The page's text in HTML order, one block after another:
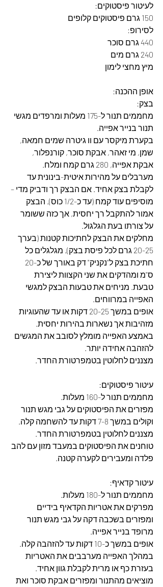
לעיטור פיסטוקים:
150 גרם פיסטוקים קלופים
לסירופ:
440 גרם סוכר
240 גרם מים
מיץ מחצי לימון
אופן ההכנה:
בצק:
מחממים תנור ל-175 מעלות ומרפדים מגשי
תנור בנייר אפייה.
בקערת מיקסר עם וו גיטרה שמים חמאה,
שמן, מי זאהר, אבקת סוכר, קורנפלור,
אבקת אפייה, 280 גרם קמח ומלח.
מערבלים על מהירות איטית-בינונית עד
לקבלת בצק אחיד. אם הבצק רך ודביק מדי –
מוסיפים עוד קמח (עד כ-1/2 כוס). הבצק
אמור להתקבל רך יחסית, אך כזה ששומר
על צורתו בעת הגלגול.
מחלקים את הבצק לחתיכות קטנות (בערך
20-25 גרם לכל פיסת בצק). מגלגלים כל
ס"מ ומהדקים את שני הקצוות ליצירת
טבעת. מניחים את טבעות הבצק למגשי
האפייה במרווחים.
אופים במשך 20-25 דקות או עד שהעוגיות
מזהיבות אך נשארות בהירות יחסית.
באמצע האפייה מומלץ לסובב את המגשים
להזהבה אחידה יותר.
מצננים לחלוטין בטמפרטורת החדר.
עיטור פיסטוקים:
מחממים תנור ל-160 מעלות.
מפזרים את הפיסטוקים על גבי מגש תנור
וקולים במשך 7-8 דקות עד להשחמה קלה.
מצננים לחלוטין בטמפרטורת החדר.
טוחנים את הפיסטוקים במעבד מזון עם להב
פלדה ומעבירים לקערה קטנה.
עיטור קדאיף:
מחממים תנור ל-180 מעלות.
מפרקים את אטריות הקדאיף בידיים
ומפזרים בשכבה דקה על גבי מגש תנור
מרופד בנייר אפייה.
אופים במשך כ-10 דקות עד להזהבה קלה.
במהלך האפייה מערבבים את האטריות
בעזרת כף או מרית לקבלת גוון אחיד.
מוציאים מהתנור ומפזרים אבקת סוכר ואת